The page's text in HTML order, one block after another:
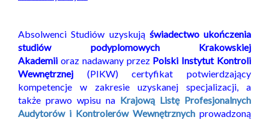
Absolwenci Studiów uzyskują świadectwo ukończenia
studiów podyplomowych Krakowskiej
Akademii oraz nadawany przez Polski Instytut Kontroli
Wewnętrznej (PIKW) certyfikat potwierdzający
kompetencje w zakresie uzyskanej specjalizacji, a
także prawo wpisu na Krajową Listę Profesjonalnych
Audytorów i Kontrolerów Wewnętrznych prowadzoną